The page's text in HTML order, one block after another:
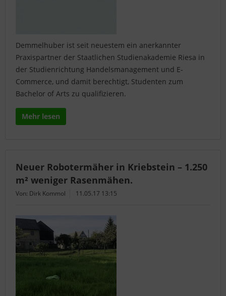
Demmelhuber ist seit neuestem ein anerkannter
Praxispartner der Staatlichen Studienakademie Riesa in
der Studienrichtung Handelsmanagement und E-
Commerce, und damit berechtigt, Studenten zum
Bachelor of Arts zu qualifizieren.
Mehr lesen
Neuer Robotermäher in Kriebstein – 1.250
m² weniger Rasenmähen.
Von: Dirk Kommol 11.05.17 13:15